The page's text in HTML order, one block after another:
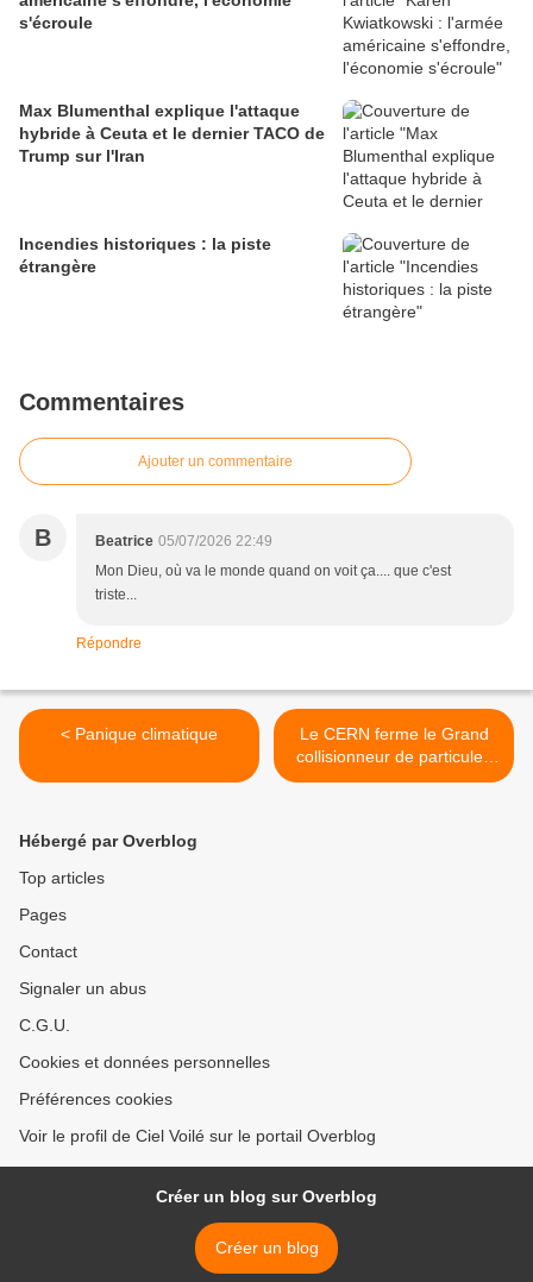
s'écroule
Max Blumenthal explique l'attaque
hybride à Ceuta et le dernier TACO de
Trump sur l'Iran
Incendies historiques : la piste
étrangère
Commentaires
Ajouter un commentaire
B Beatrice 05/07/2026 22:49
Mon Dieu, où va le monde quand on voit ça.... que c'est
triste...
Répondre
< Panique climatique
Le CERN ferme le Grand
collisionneur de particules
pour une transformation
Hébergé par Overblog
Top articles
Pages
Contact
Signaler un abus
C.G.U.
Cookies et données personnelles
Préférences cookies
Voir le profil de Ciel Voilé sur le portail Overblog
Créer un blog sur Overblog
Créer un blog